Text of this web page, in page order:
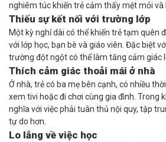
nghiêm túc khiến trẻ cảm thấy mệt mỏi và
Thiếu sự kết nối với trường lớp
Một kỳ nghỉ dài có thể khiến trẻ tạm quên
với lớp học, bạn bè và giáo viên. Đặc biệt
trường đột ngột có thể làm tăng cảm giác
Thích cảm giác thoải mái ở nhà
Ở nhà, trẻ có ba mẹ bên cạnh, có nhiều
xem tivi hoặc đi chơi cùng gia đình. Trong
nghĩa với việc phải tuân thủ nội quy, tập
tự do hơn.
Lo lắng về việc học